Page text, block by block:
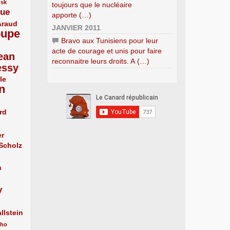
toujours que le nucléaire
apporte (…)
JANVIER 2011
Bravo aux Tunisiens pour leur
acte de courage et unis pour faire
reconnaitre leurs droits. A (…)